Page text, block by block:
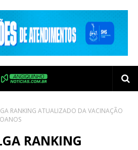
RANKING ATUALIZADO DA VACINAÇÃO
RANKING